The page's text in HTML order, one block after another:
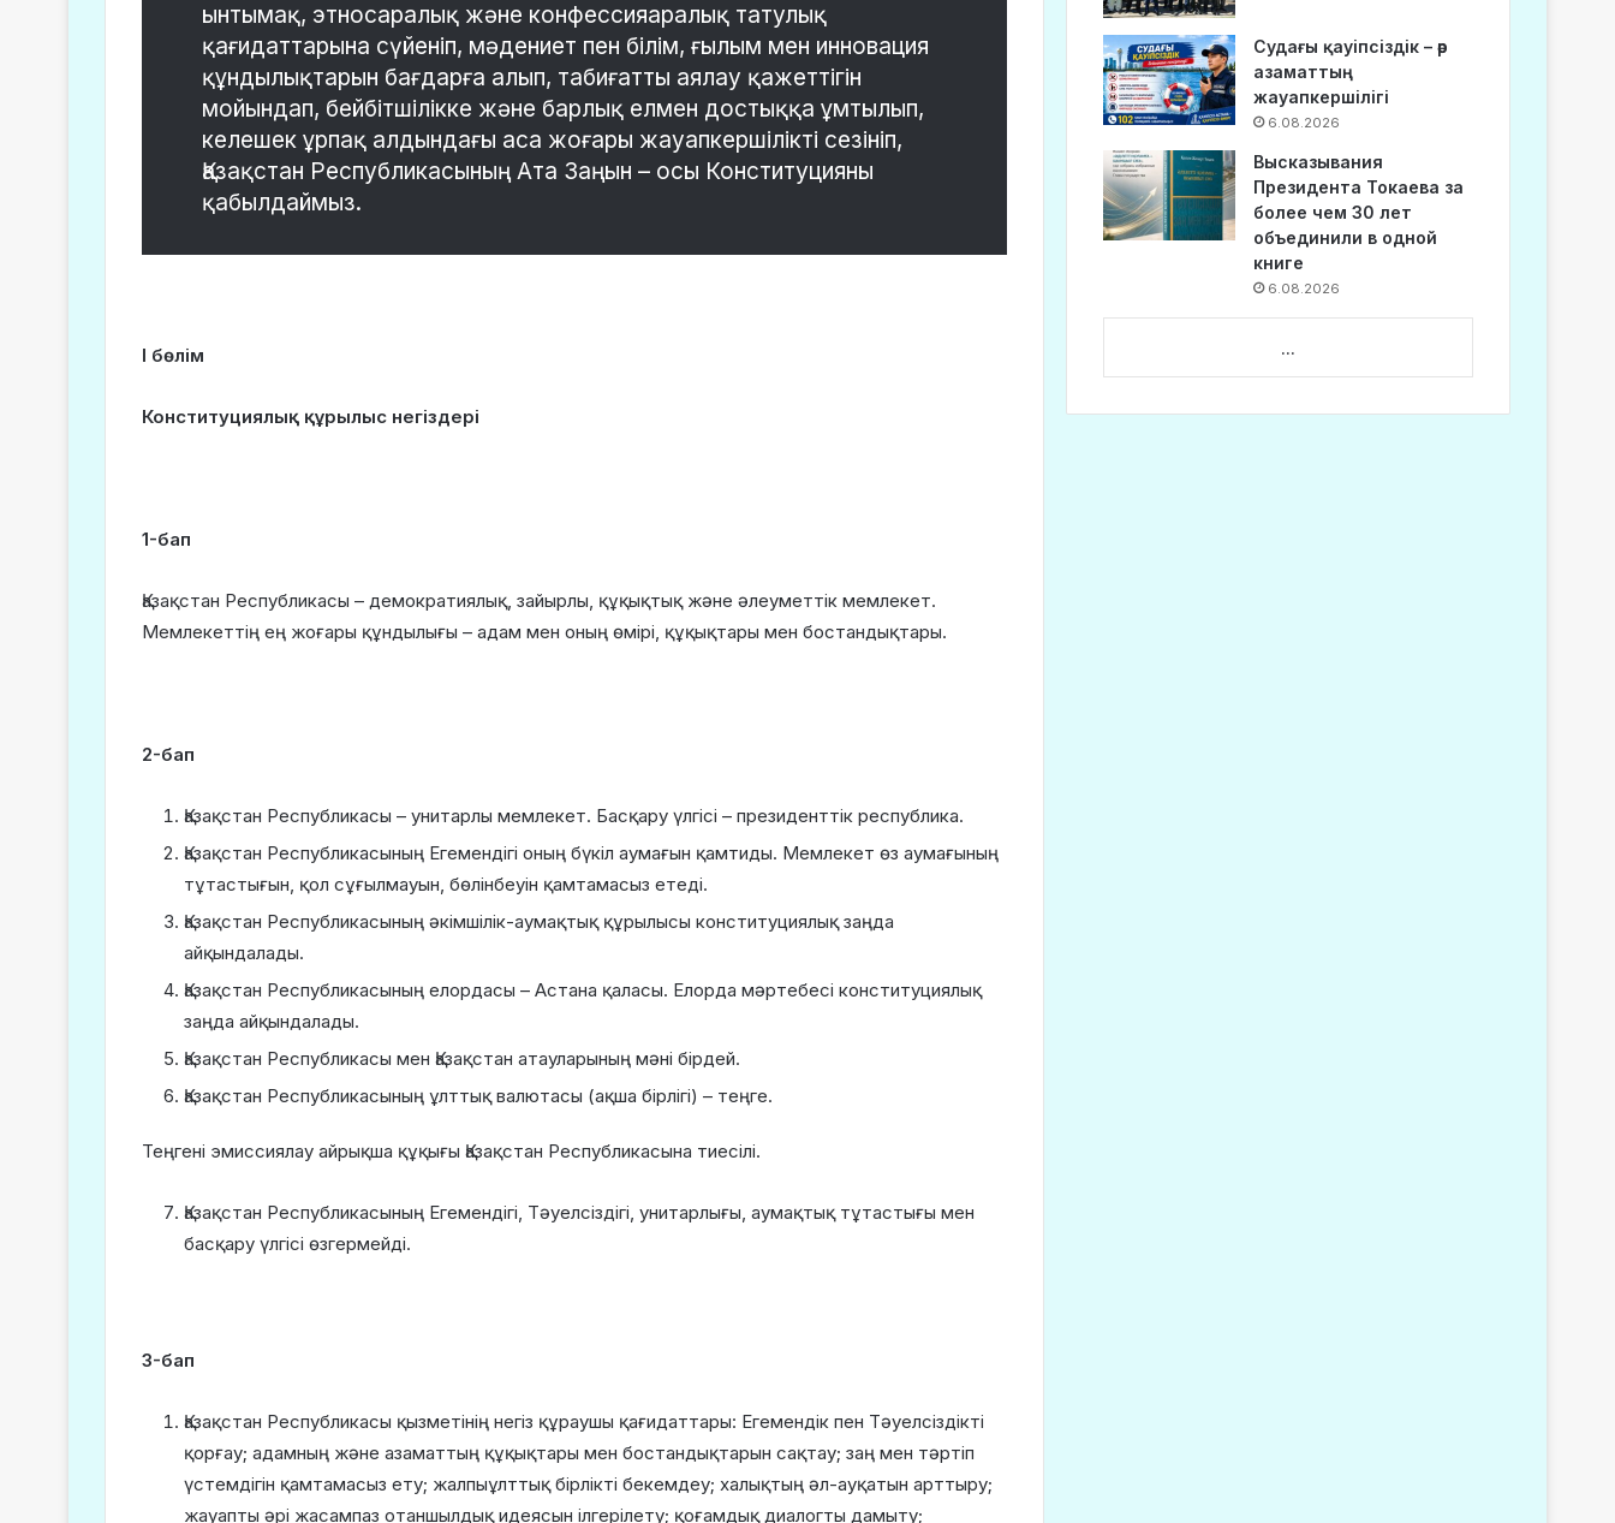
ынтымақ, этносаралық және конфессияаралық татулық
қағидаттарына сүйеніп, мәдениет пен білім, ғылым мен инновация
құндылық­тарын бағдарға алып, табиғатты аялау қажеттігін
мойындап, бейбітшілікке және барлық елмен достыққа ұмтылып,
келешек ұрпақ алдындағы аса жоғары жауапкершілікті сезініп,
Қазақстан Республикасының Ата Заңын – осы Конституцияны
қабылдаймыз.
І бөлім
Конституциялық құрылыс негіздері
1-бап
Қазақстан Республикасы – демократиялық, зайырлы, құқықтық және әлеуметтік мемлекет.
Мемлекеттің ең жоғары құндылығы – адам мен оның өмірі, құқықтары мен бостандықтары.
2-бап
Қазақстан Республикасы – унитарлы мемлекет. Басқару үлгісі – президенттік республика.
Қазақстан Республикасының Егемендігі оның бүкіл аумағын қамтиды. Мемлекет өз аумағының
тұтастығын, қол сұғылмауын, бөлінбеуін қамтамасыз етеді.
Қазақстан Республикасының әкімшілік-аумақтық құрылысы конституциялық заңда
айқындалады.
Қазақстан Республикасының елордасы – Астана қаласы. Елорда мәртебесі конституциялық
заңда айқындалады.
Қазақстан Республикасы мен Қазақстан атауларының мәні бірдей.
Қазақстан Республикасының ұлттық валютасы (ақша бірлігі) – теңге.
Теңгені эмиссиялау айрықша құқығы Қазақстан Республикасына тиесілі.
Қазақстан Республикасының Егемендігі, Тәуелсіздігі, уни­тарлығы, аумақтық тұтастығы мен
басқару үлгісі өзгермейді.
3-бап
Қазақстан Республикасы қызметінің негіз құраушы қағидаттары: Егемендік пен Тәуелсіздікті
қорғау; адамның және азаматтың құқықтары мен бостандықтарын сақтау; заң мен тәртіп
үстемдігін қамтамасыз ету; жалпыұлттық бірлікті бекемдеу; халықтың әл-ауқатын арттыру;
жауапты әрі жасампаз отаншылдық идеясын ілгерілету; қоғам­дық диалогты дамыту;
Судағы қауіпсіздік – әр
азаматтың
жауапкершілігі
6.08.2026
Высказывания
Президента Токаева за
более чем 30 лет
объединили в одной
книге
6.08.2026
...